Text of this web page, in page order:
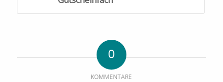
0
KOMMENTARE